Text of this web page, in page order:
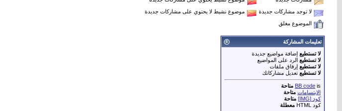
لا توجد مشاركات جديدة
موضوع نشيط لا يحتوي على مشاركات جديدة
الموضوع مغلق
تعليمات المشاركة
لا تستطيع إضافة مواضيع جديدة
لا تستطيع الرد على المواضيع
لا تستطيع إرفاق ملفات
لا تستطيع تعديل مشاركاتك
BB code is
متاحة
الابتسامات متاحة
كود [IMG]
متاحة
كود HTML
معطلة